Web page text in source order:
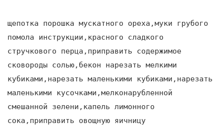
щепотка порошка мускатного ореха,муки грубого
помола инструкции,красного сладкого
стручкового перца,приправить содержимое
сковороды солью,бекон нарезать мелкими
кубиками,нарезать маленькими кубиками,нарезать
маленькими кусочками,мелконарубленной
смешанной зелени,капель лимонного
сока,приправить овощную яичницу